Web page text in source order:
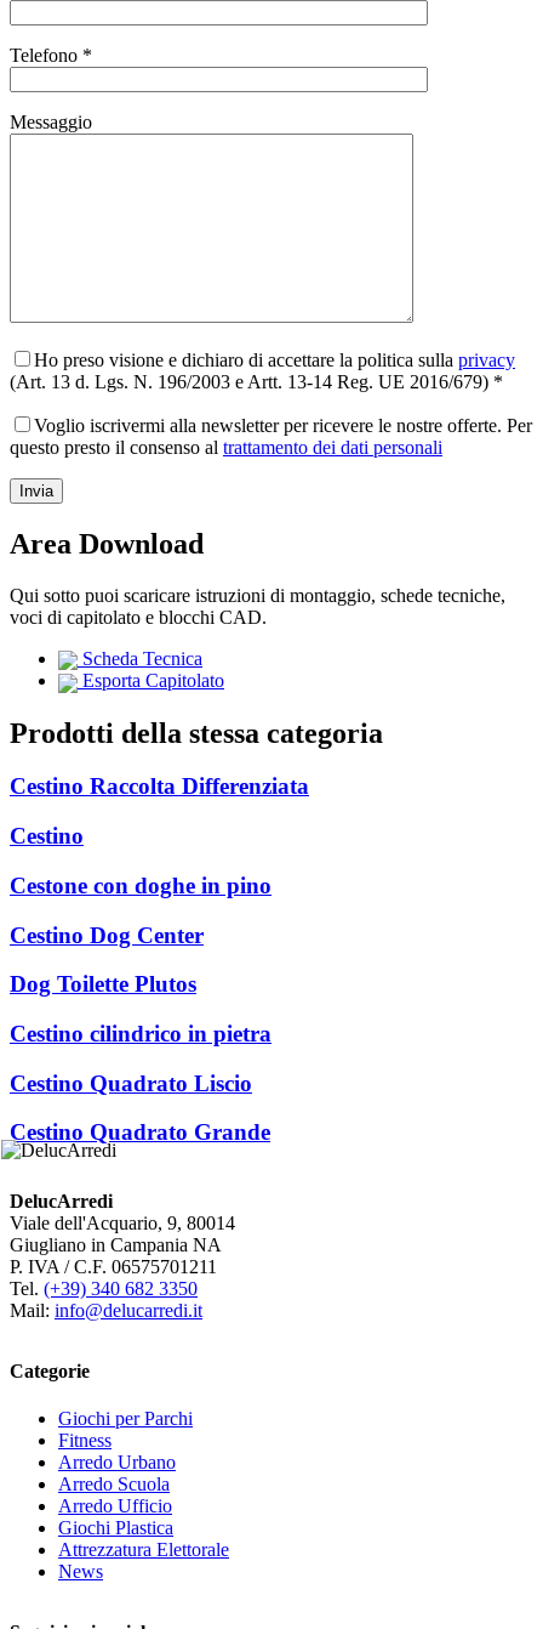
Telefono *
Messaggio
Ho preso visione e dichiaro di accettare la politica sulla privacy
(Art. 13 d. Lgs. N. 196/2003 e Artt. 13-14 Reg. UE 2016/679) *
Voglio iscrivermi alla newsletter per ricevere le nostre offerte. Per
questo presto il consenso al trattamento dei dati personali
Area Download
Qui sotto puoi scaricare istruzioni di montaggio, schede tecniche,
voci di capitolato e blocchi CAD.
Scheda Tecnica
Esporta Capitolato
Prodotti della stessa categoria
Cestino Raccolta Differenziata
Cestino
Cestone con doghe in pino
Cestino Dog Center
Dog Toilette Plutos
Cestino cilindrico in pietra
Cestino Quadrato Liscio
Cestino Quadrato Grande
DelucArredi
Viale dell'Acquario, 9, 80014
Giugliano in Campania NA
P. IVA / C.F. 06575701211
Tel. (+39) 340 682 3350
Mail: info@delucarredi.it
Categorie
Giochi per Parchi
Fitness
Arredo Urbano
Arredo Scuola
Arredo Ufficio
Giochi Plastica
Attrezzatura Elettorale
News